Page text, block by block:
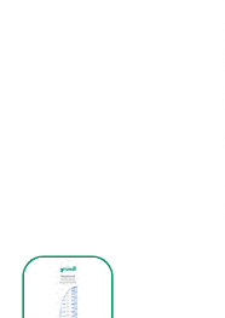
1
in
Modal
öffnen